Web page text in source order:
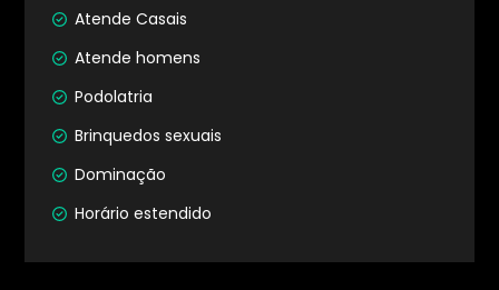
Atende Casais
Atende homens
Podolatria
Brinquedos sexuais
Dominação
Horário estendido